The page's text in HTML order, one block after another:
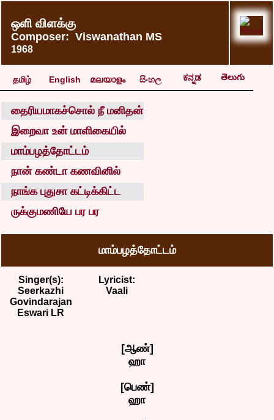
ஒளி விளக்கு
Composer: Viswanathan MS
1968
தமிழ் English മലയാളം සිංහල ಕನ್ನಡ తెలుగు
தைரியமாகச்சொல் நீ மனிதன்
இறைவா உன் மாளிகையில்
மாம்பழத்தோட்டம்
நான் கண்டா கணவினில்
நாங்க புதுசா கட்டிக்கிட்ட
ருக்குமணியே பர பர
மாம்பழத்தோட்டம்
Singer(s):
Seerkazhi
Govindarajan
Eswari LR
Lyricist:
Vaali
[ஆண்]
ஹா
[பெண்]
ஹா